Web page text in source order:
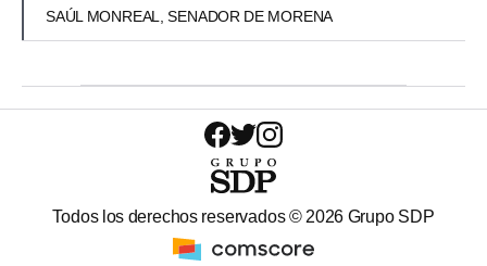
SAÚL MONREAL, SENADOR DE MORENA
Todos los derechos reservados © 2026 Grupo SDP